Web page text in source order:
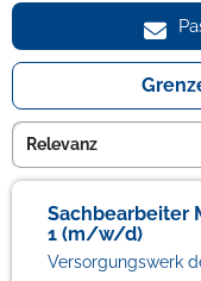
Sachbearbeiter
1 (m/w/d)
Versorgungswerk